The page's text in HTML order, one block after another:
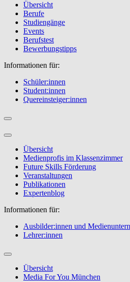
Übersicht
Berufe
Studiengänge
Events
Berufstest
Bewerbungstipps
Informationen für:
Schüler:innen
Student:innen
Quereinsteiger:innen
Übersicht
Medienprofis im Klassenzimmer
Future Skills Förderung
Veranstaltungen
Publikationen
Expertenblog
Informationen für:
Ausbilder:innen und
Lehrer:innen
Übersicht
Media For You München